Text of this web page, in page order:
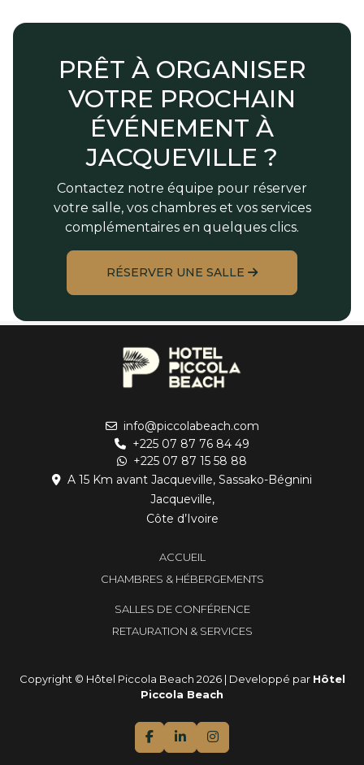
PRÊT À ORGANISER
VOTRE PROCHAIN
ÉVÉNEMENT À
JACQUEVILLE ?
Contactez notre équipe pour réserver
votre salle, vos chambres et vos services
complémentaires en quelques clics.
RÉSERVER UNE SALLE
info@piccolabeach.com
+225 07 87 76 84 49
+225 07 87 15 58 88
A 15 Km avant Jacqueville, Sassako-Bégnini
Jacqueville,
Côte d’Ivoire
ACCUEIL
CHAMBRES & HÉBERGEMENTS
SALLES DE CONFÉRENCE
RETAURATION & SERVICES
Copyright © Hôtel Piccola Beach 2026 | Developpé par Hôtel
Piccola Beach